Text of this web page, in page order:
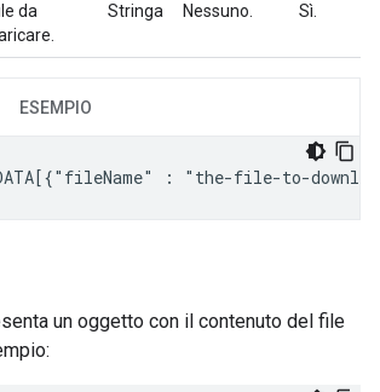
da
Stringa Nessuno. Sì.
ESEMPIO
:
un oggetto con il contenuto del file